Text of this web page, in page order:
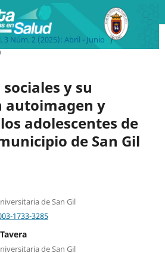
3 Núm. 2 (2025): Abril - Junio /
y su
autoimagen y
adolescentes de
de San Gil
de San Gil
1733-3285
de San Gil